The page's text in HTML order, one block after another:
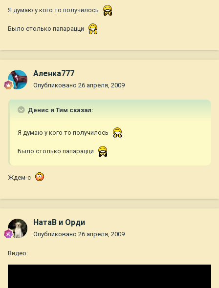
Я думаю у кого то получилось
Было столько папарацци
Аленка777
Опубликовано 26 апреля, 2009
Денис и Тим сказал:
Я думаю у кого то получилось
Было столько папарацци
Ждем-с
НатаВ и Орди
Опубликовано 26 апреля, 2009
Видео: